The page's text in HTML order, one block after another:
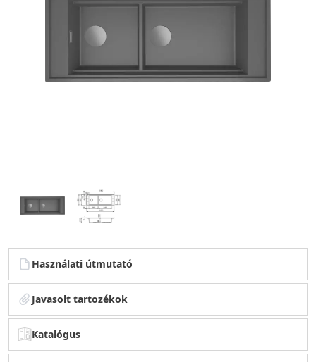
Használati útmutató
Javasolt tartozékok
Katalógus